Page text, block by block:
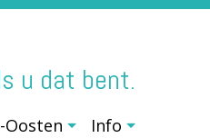
u dat bent.
Oosten Info